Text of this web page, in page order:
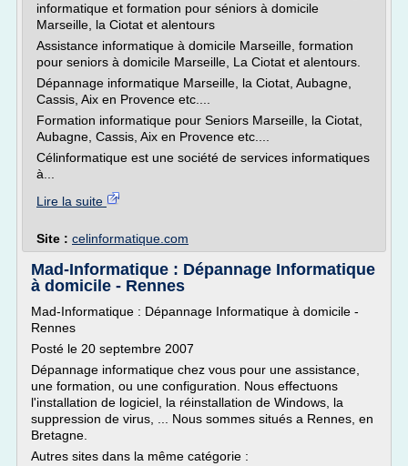
informatique et formation pour séniors à domicile
Marseille, la Ciotat et alentours
Assistance informatique à domicile Marseille, formation
pour seniors à domicile Marseille, La Ciotat et alentours.
Dépannage informatique Marseille, la Ciotat, Aubagne,
Cassis, Aix en Provence etc....
Formation informatique pour Seniors Marseille, la Ciotat,
Aubagne, Cassis, Aix en Provence etc....
Célinformatique est une société de services informatiques
à...
Lire la suite
Site : celinformatique.com
Mad-Informatique : Dépannage Informatique
à domicile - Rennes
Mad-Informatique : Dépannage Informatique à domicile -
Rennes
Posté le 20 septembre 2007
Dépannage informatique chez vous pour une assistance,
une formation, ou une configuration. Nous effectuons
l'installation de logiciel, la réinstallation de Windows, la
suppression de virus, ... Nous sommes situés a Rennes, en
Bretagne.
Autres sites dans la même catégorie :